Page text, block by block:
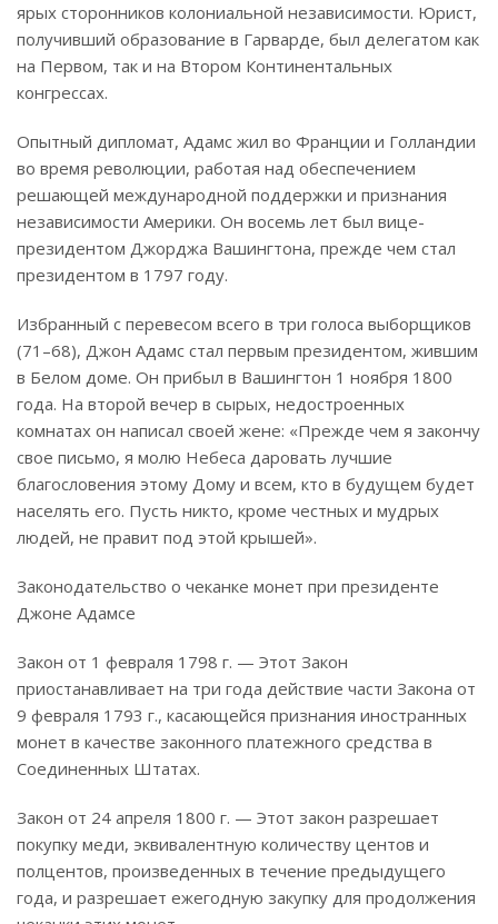
ярых сторонников колониальной независимости. Юрист,
получивший образование в Гарварде, был делегатом как
на Первом, так и на Втором Континентальных
конгрессах.
Опытный дипломат, Адамс жил во Франции и Голландии
во время революции, работая над обеспечением
решающей международной поддержки и признания
независимости Америки. Он восемь лет был вице-
президентом Джорджа Вашингтона, прежде чем стал
президентом в 1797 году.
Избранный с перевесом всего в три голоса выборщиков
(71–68), Джон Адамс стал первым президентом, жившим
в Белом доме. Он прибыл в Вашингтон 1 ноября 1800
года. На второй вечер в сырых, недостроенных
комнатах он написал своей жене: «Прежде чем я закончу
свое письмо, я молю Небеса даровать лучшие
благословения этому Дому и всем, кто в будущем будет
населять его. Пусть никто, кроме честных и мудрых
людей, не правит под этой крышей».
Законодательство о чеканке монет при президенте
Джоне Адамсе
Закон от 1 февраля 1798 г. — Этот Закон
приостанавливает на три года действие части Закона от
9 февраля 1793 г., касающейся признания иностранных
монет в качестве законного платежного средства в
Соединенных Штатах.
Закон от 24 апреля 1800 г. — Этот закон разрешает
покупку меди, эквивалентную количеству центов и
полцентов, произведенных в течение предыдущего
года, и разрешает ежегодную закупку для продолжения